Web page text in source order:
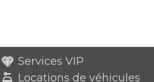
Services VIP
Locations de véhicules